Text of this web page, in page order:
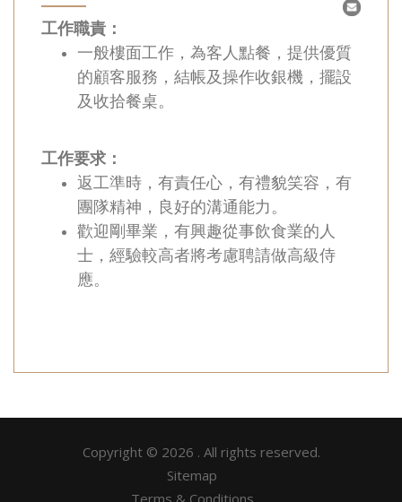
工作職責：
一般樓面工作，為客人點餐，提供優質
的顧客服務，結帳及操作收銀機，擺設
及收拾餐桌。
工作要求：
返工準時，有責任心，有禮貌笑容，有
團隊精神，良好的溝通能力。
歡迎剛畢業，有興趣從事飲食業的人
士，經驗較高者將考慮聘請做高級侍
應。
Copyright © 2026 . All rights reserved.
Sitemap
Terms & Conditions